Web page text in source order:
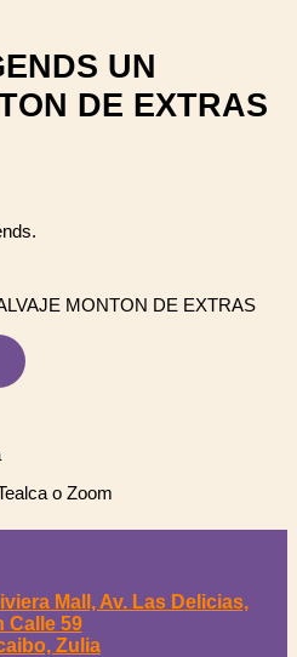
UN
DE EXTRAS
MONTON DE EXTRAS
o Zoom
Mall, Av. Las Delicias,
Calle 59
Zulia